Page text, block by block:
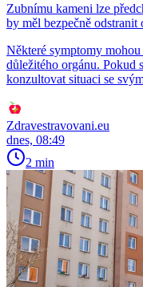
Zubnímu kameni lze
by měl bezpečně odstranit
Některé symptomy
důležitého orgánu. Pokud
konzultovat situaci se
Zdravestravovani.eu
dnes, 08:49
2 min